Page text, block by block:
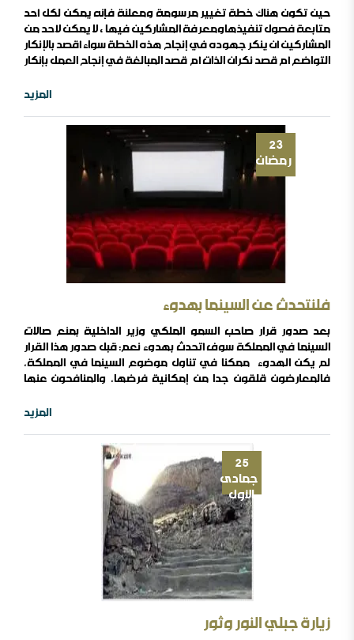
حين تكون هناك خطة تغيير مرسومة ومعلنة فإنه يمكن لكل أحد
متابعة فصول تنفيذهاومعرفة المشاركين فيها , لا يمكن لأحد من
المشاركين أن ينكر جهوده في إنجاح هذه الخطة سواء أقصد بالإنكار
التواضع أم قصد نكران الذات أم قصد المبالغة في إنجاح العمل بإنكار
بروح الفريق الواحد ، تماما كالمسرحيات المتقنة ، لا يمكن لأحد أن
المزيد
23
رمضان
فلنتحدث عن السينما بهدوء
بعد صدور قرار صاحب السمو الملكي وزير الداخلية بمنع صالات
السينما في المملكة سوف أتحدث بهدوء نعم: قبل صدور هذا القرار
لم يكن الهدوء ممكنا في تناول موضوع السينما في المملكة،
فالمعارضون قلقون جدا من إمكانية فرضها، والمنافحون عنها
التفصيل عند الحديث عنها لكنهم في ظل الحراك والعراك لم يكونوا
وتمثل المطالبون بقول الحطيئة: ولا ترى طاردا ..
المزيد
25
جمادى
الأول
زيارة جبلي النور وثور